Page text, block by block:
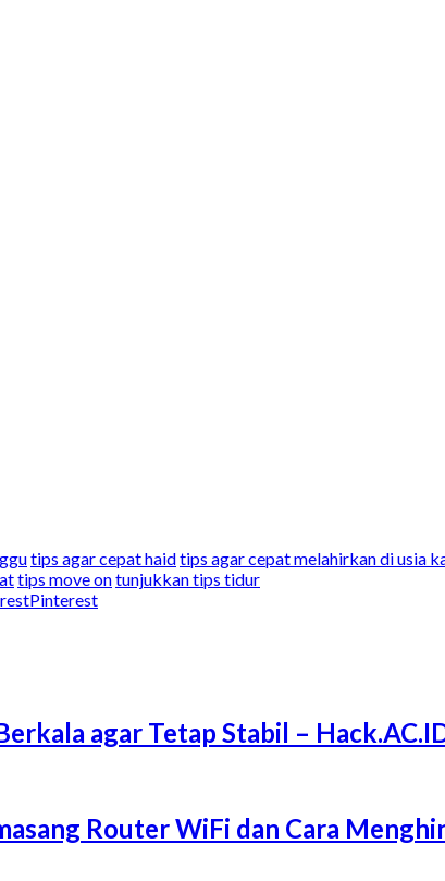
tips agar cepat haidtips agar cepat melahirkan di usia
tips move ontunjukkan tips tidur
Pinterest
agar Tetap Stabil –
Router WiFi dan Cara